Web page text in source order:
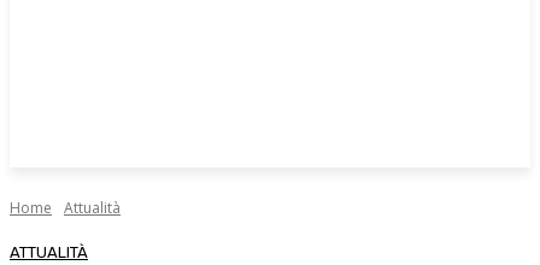
Home Attualità
ATTUALITÀ